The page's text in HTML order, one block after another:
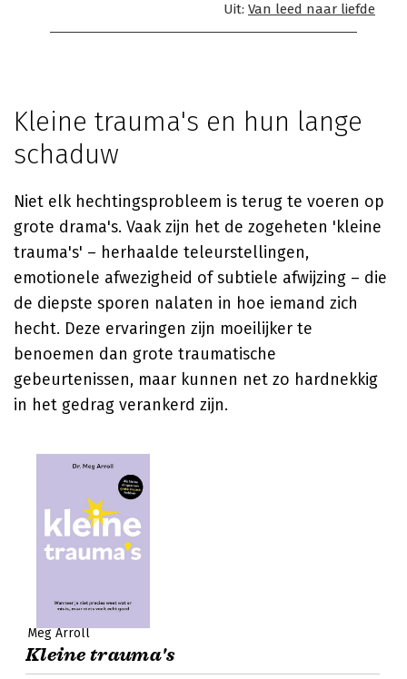
Uit: Van leed naar liefde
Kleine trauma's en hun lange
schaduw
Niet elk hechtingsprobleem is terug te voeren op
grote drama's. Vaak zijn het de zogeheten 'kleine
trauma's' – herhaalde teleurstellingen,
emotionele afwezigheid of subtiele afwijzing – die
de diepste sporen nalaten in hoe iemand zich
hecht. Deze ervaringen zijn moeilijker te
benoemen dan grote traumatische
gebeurtenissen, maar kunnen net zo hardnekkig
in het gedrag verankerd zijn.
Meg Arroll
Kleine trauma's